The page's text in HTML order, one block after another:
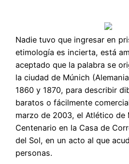
Nadie tuvo que ingresar en
etimología es incierta, está
aceptado que la palabra se
la ciudad de Múnich
1860 y 1870, para describir
baratos o fácilmente
marzo de 2003, el Atlético de
Centenario en la Casa de
del Sol, en un acto al que
personas.